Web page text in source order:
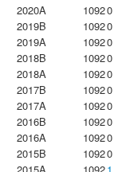
2020A
10920
2019B
10920
2019A
10920
2018B
10920
2018A
10920
2017B
10920
2017A
10920
2016B
10920
2016A
10920
2015B
10920